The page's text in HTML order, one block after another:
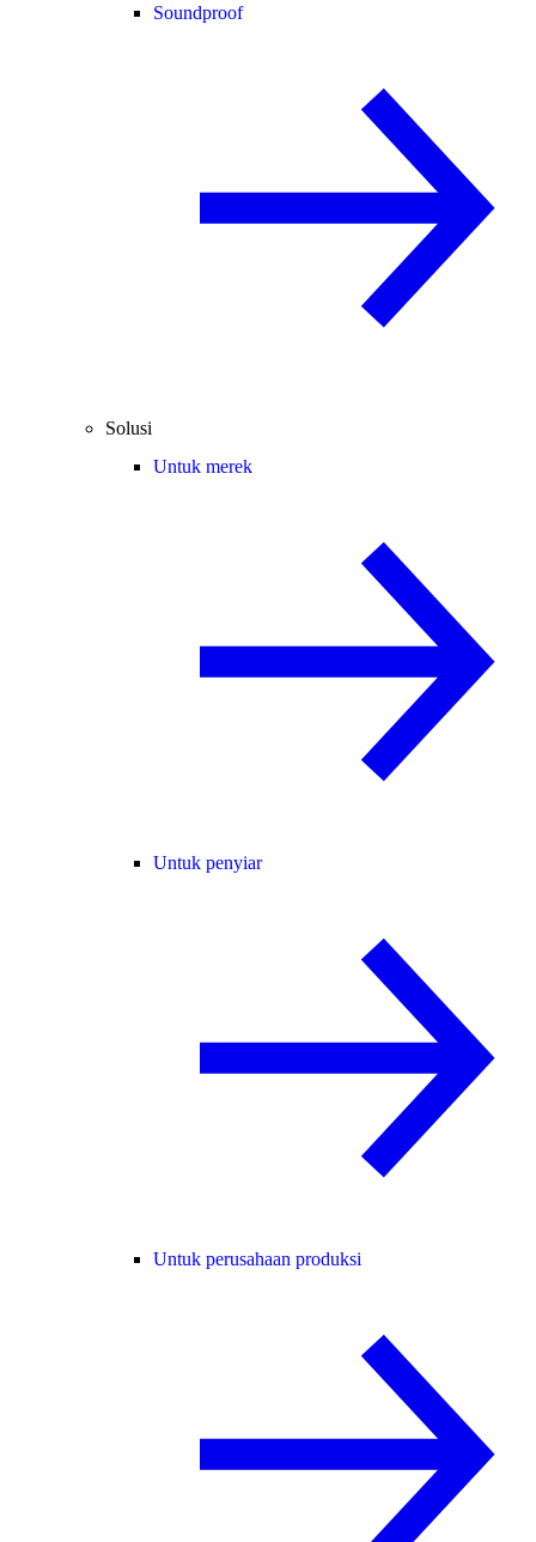
Soundproof
Solusi
Untuk merek
Untuk penyiar
Untuk perusahaan produksi